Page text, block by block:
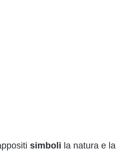
simboli la natura e la